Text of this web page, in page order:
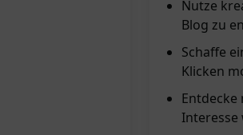
Nutze
Blog zu
Schaffe
Klicken
Interesse